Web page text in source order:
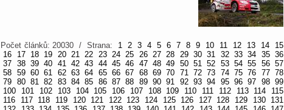
Počet článků: 20030 / Strana: 1 2 3 4 5 6 7 8 9 10 11 12 13 14
15
16
17 18 19 20 21 22 23 24 25 26 27 28 29 30 31 32 33 34 35 36
37 38 39 40 41 42 43 44 45 46 47 48 49 50 51 52 53 54 55 56 57
58 59 60 61 62 63 64 65 66 67 68 69 70 71 72 73 74 75 76 77 78
79 80 81 82 83 84 85 86 87 88 89 90 91 92 93 94 95 96 97 98 99
100
101 102 103 104 105 106 107 108 109 110 111 112 113 114
115
116
117 118 119 120 121 122 123 124 125 126 127 128 129 130
131